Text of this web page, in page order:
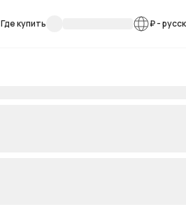
Где купить ₽-